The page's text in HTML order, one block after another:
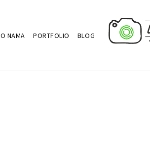
O NAMA PORTFOLIO BLOG